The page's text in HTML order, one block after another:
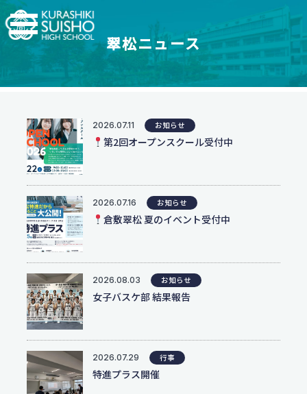
学科・コース
特進・進学コース
進学コース
【普通科】創学コース
創学コース 自己探求系
創学コース 福祉探求系
商業科
地域マーケティングコース
会計マネジメントコース
情報プログラミングコース
生活科学科
服飾コーディネートコース
食物クリエイトコース
保育デザインコース
看護科
看護科（⾼校課程）
学校情報
制服紹介
2.5次元先生図鑑
翠松高校の強み
茶道教育
地域との連携
支援体制
翠松図鑑
進学実績
部活動一覧
部活動一覧
部活動ニュース
スイッチ！未来を開こう
受験生のみなさまへ
オープンスクール・入試情報
今後のスケジュール
資料請求
お知らせ
翠松ニュース
在校生・保護者のみなさま
部活動ニュース
お問い合わせ
各種証明書発行
翠松ニュース
2026.07.11 お知らせ
第2回オープンスクール受付中
2026.07.16 お知らせ
倉敷翠松 夏のイベント受付中
2026.08.03 お知らせ
女子バスケ部 結果報告
2026.07.29 行事
特進プラス開催